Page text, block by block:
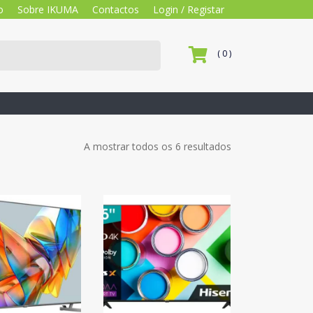
Sobre IKUMA Contactos Login / Registar
( 0 )
A mostrar todos os 6 resultados